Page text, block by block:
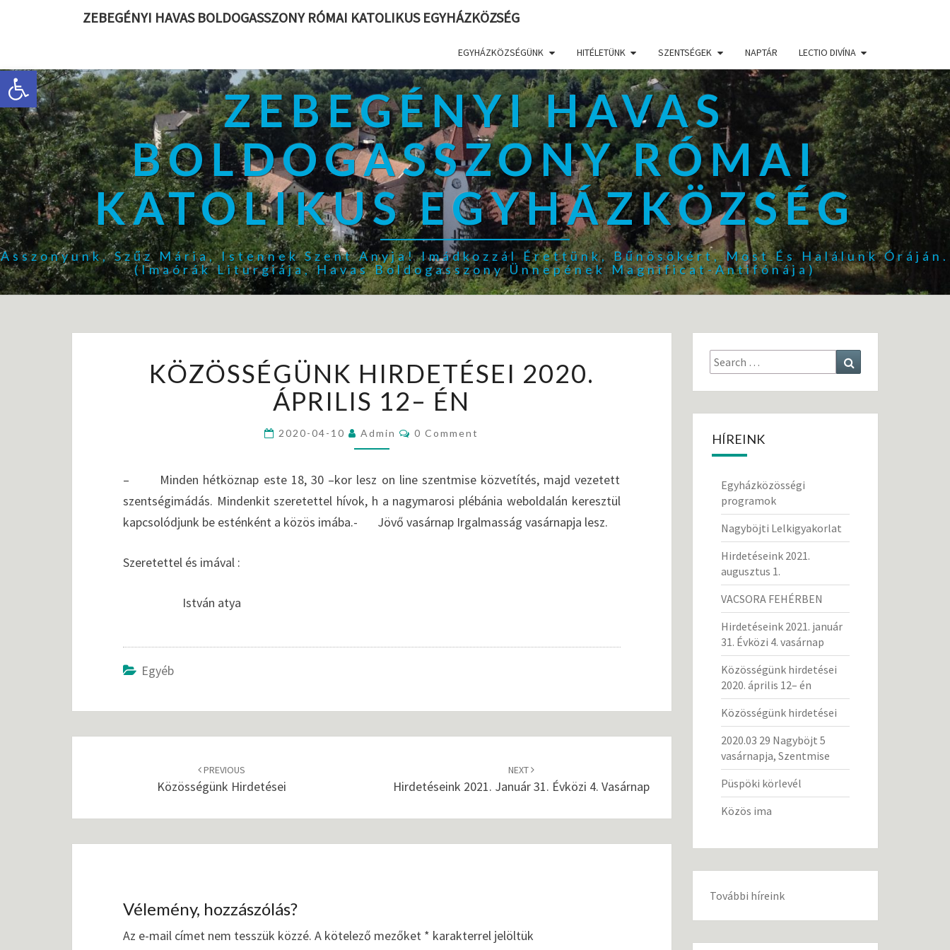
Eszköztár megnyitása
ZEBEGÉNYI HAVAS BOLDOGASSZONY RÓMAI KATOLIKUS EGYHÁZKÖZSÉG
EGYHÁZKÖZSÉGÜNK HITÉLETÜNK SZENTSÉGEK NAPTÁR LECTIO DIVÍNA
ZEBEGÉNYI HAVAS
BOLDOGASSZONY RÓMAI
KATOLIKUS EGYHÁZKÖZSÉG
Asszonyunk, Szűz Mária, Istennek Szent Anyja! Imádkozzál Érettünk, Bűnösökért, Most És Halálunk Óráján.
(Imaórák Liturgiája, Havas Boldogasszony Ünnepének Magnificat-Antifónája)
Ö
G
Ü
K
I
R
1
KÖZÖSSÉGÜNK HIRDETÉSEI 2020.
ÁPRILIS 12– ÉN
2020-04-10 Admin
C
O
N
S
0 Comment
– Minden hétköznap este 18, 30 –kor lesz on line szentmise közvetítés, majd vezetett
szentségimádás. Mindenkit szeretettel hívok, h a nagymarosi plébánia weboldalán keresztül
kapcsolódjunk be esténként a közös imába.- Jövő vasárnap Irgalmasság vasárnapja lesz.
Szeretettel és imával :
István atya
Egyéb
navigation
PREVIOUS
Közösségünk Hirdetései
NEXT
Hirdetéseink 2021. Január 31. Évközi 4. Vasárnap
Vélemény, hozzászólás?
Az e-mail címet nem tesszük közzé. A kötelező mezőket * karakterrel jelöltük
Search
for:
HÍREINK
Egyházközösségi
programok
Nagyböjti Lelkigyakorlat
Hirdetéseink 2021.
augusztus 1.
VACSORA FEHÉRBEN
Hirdetéseink 2021. január
31. Évközi 4. vasárnap
Közösségünk hirdetései
2020. április 12– én
Közösségünk hirdetései
2020.03 29 Nagyböjt 5
vasárnapja, Szentmise
Püspöki körlevél
Közös ima
További híreink